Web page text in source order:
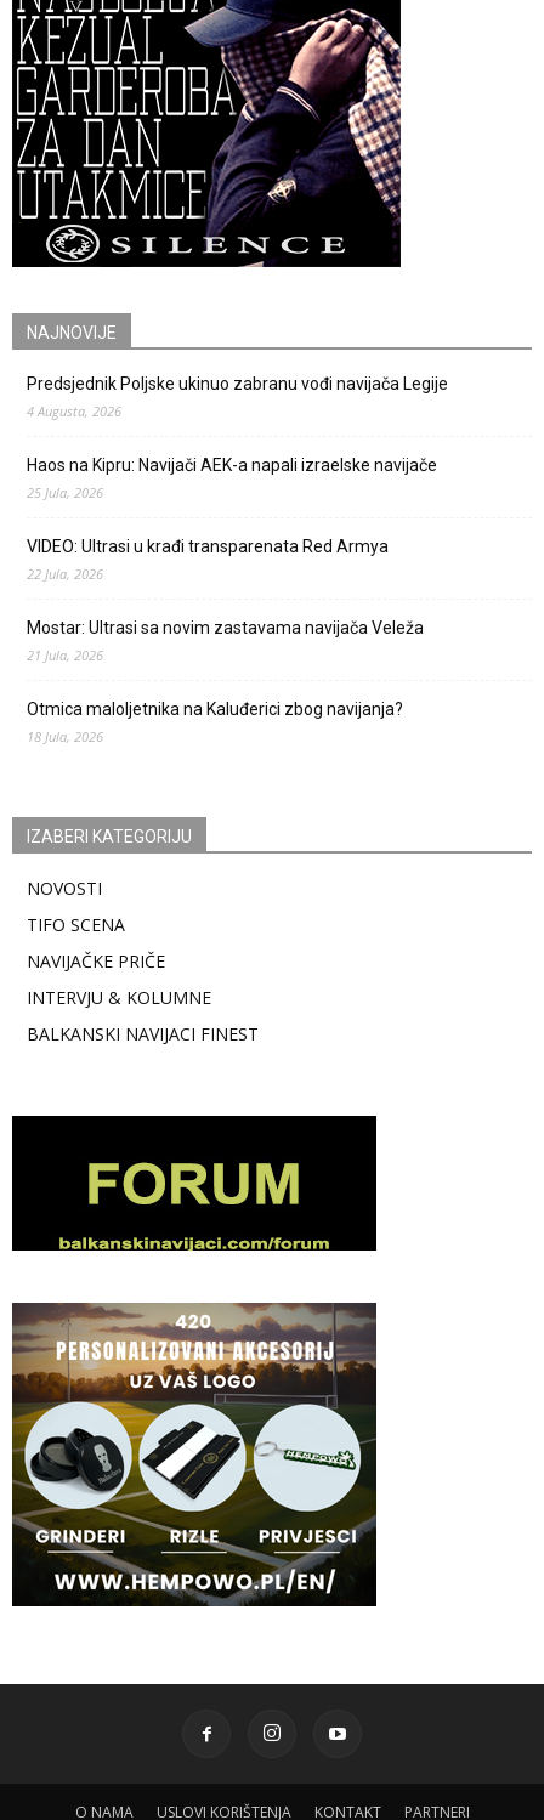
NAJNOVIJE
Predsjednik Poljske ukinuo zabranu vođi navijača Legije
4 Augusta, 2026
Haos na Kipru: Navijači AEK-a napali izraelske navijače
25 Jula, 2026
VIDEO: Ultrasi u krađi transparenata Red Armya
22 Jula, 2026
Mostar: Ultrasi sa novim zastavama navijača Veleža
21 Jula, 2026
Otmica maloljetnika na Kaluđerici zbog navijanja?
18 Jula, 2026
IZABERI KATEGORIJU
NOVOSTI
TIFO SCENA
NAVIJAČKE PRIČE
INTERVJU & KOLUMNE
BALKANSKI NAVIJACI FINEST
O NAMA USLOVI KORIŠTENJA KONTAKT PARTNERI